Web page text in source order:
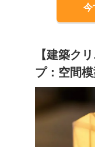
今
【建築ク
プ：空間模